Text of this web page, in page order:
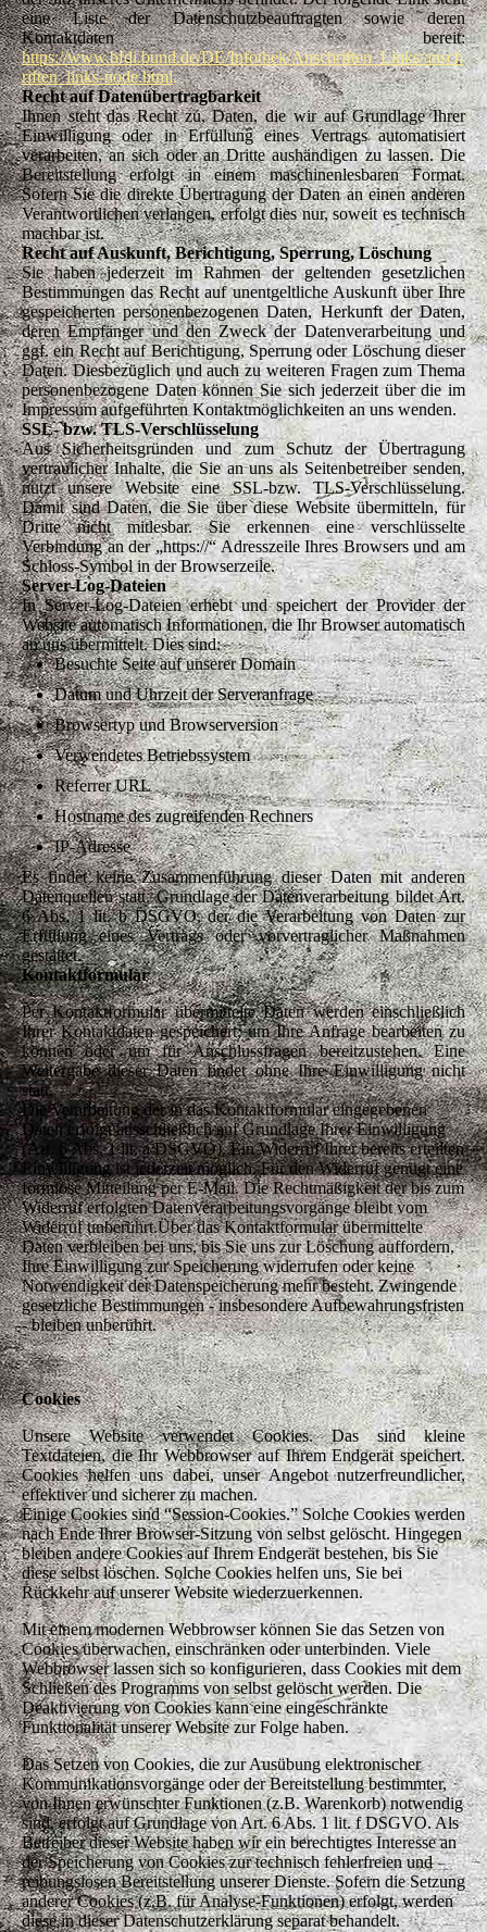
eine Liste der Datenschutzbeauftragten sowie deren
Kontaktdaten bereit:
https://www.bfdi.bund.de/DE/Infothek/Anschriften_Links/ansch
riften_links-node.html.
Recht auf Datenübertragbarkeit
Ihnen steht das Recht zu, Daten, die wir auf Grundlage Ihrer
Einwilligung oder in Erfüllung eines Vertrags automatisiert
verarbeiten, an sich oder an Dritte aushändigen zu lassen. Die
Bereitstellung erfolgt in einem maschinenlesbaren Format.
Sofern Sie die direkte Übertragung der Daten an einen anderen
Verantwortlichen verlangen, erfolgt dies nur, soweit es technisch
machbar ist.
Recht auf Auskunft, Berichtigung, Sperrung, Löschung
Sie haben jederzeit im Rahmen der geltenden gesetzlichen
Bestimmungen das Recht auf unentgeltliche Auskunft über Ihre
gespeicherten personenbezogenen Daten, Herkunft der Daten,
deren Empfänger und den Zweck der Datenverarbeitung und
ggf. ein Recht auf Berichtigung, Sperrung oder Löschung dieser
Daten. Diesbezüglich und auch zu weiteren Fragen zum Thema
personenbezogene Daten können Sie sich jederzeit über die im
Impressum aufgeführten Kontaktmöglichkeiten an uns wenden.
SSL- bzw. TLS-Verschlüsselung
Aus Sicherheitsgründen und zum Schutz der Übertragung
vertraulicher Inhalte, die Sie an uns als Seitenbetreiber senden,
nutzt unsere Website eine SSL-bzw. TLS-Verschlüsselung.
Damit sind Daten, die Sie über diese Website übermitteln, für
Dritte nicht mitlesbar. Sie erkennen eine verschlüsselte
Verbindung an der „https://“ Adresszeile Ihres Browsers und am
Schloss-Symbol in der Browserzeile.
Server-Log-Dateien
In Server-Log-Dateien erhebt und speichert der Provider der
Website automatisch Informationen, die Ihr Browser automatisch
an uns übermittelt. Dies sind:
Besuchte Seite auf unserer Domain
Datum und Uhrzeit der Serveranfrage
Browsertyp und Browserversion
Verwendetes Betriebssystem
Referrer URL
Hostname des zugreifenden Rechners
IP-Adresse
Es findet keine Zusammenführung dieser Daten mit anderen
Datenquellen statt. Grundlage der Datenverarbeitung bildet Art.
6 Abs. 1 lit. b DSGVO, der die Verarbeitung von Daten zur
Erfüllung eines Vertrags oder vorvertraglicher Maßnahmen
gestattet.
Kontaktformular
Per Kontaktformular übermittelte Daten werden einschließlich
Ihrer Kontaktdaten gespeichert, um Ihre Anfrage bearbeiten zu
können oder um für Anschlussfragen bereitzustehen. Eine
Weitergabe dieser Daten findet ohne Ihre Einwilligung nicht
statt.
Die Verarbeitung der in das Kontaktformular eingegebenen
Daten erfolgt ausschließlich auf Grundlage Ihrer Einwilligung
(Art. 6 Abs. 1 lit. a DSGVO). Ein Widerruf Ihrer bereits erteilten
Einwilligung ist jederzeit möglich. Für den Widerruf genügt eine
formlose Mitteilung per E-Mail. Die Rechtmäßigkeit der bis zum
Widerruf erfolgten Datenverarbeitungsvorgänge bleibt vom
Widerruf unberührt.Über das Kontaktformular übermittelte
Daten verbleiben bei uns, bis Sie uns zur Löschung auffordern,
Ihre Einwilligung zur Speicherung widerrufen oder keine
Notwendigkeit der Datenspeicherung mehr besteht. Zwingende
gesetzliche Bestimmungen - insbesondere Aufbewahrungsfristen
- bleiben unberührt.
Cookies
Unsere Website verwendet Cookies. Das sind kleine
Textdateien, die Ihr Webbrowser auf Ihrem Endgerät speichert.
Cookies helfen uns dabei, unser Angebot nutzerfreundlicher,
effektiver und sicherer zu machen.
Einige Cookies sind “Session-Cookies.”Solche Cookies werden
nach Ende Ihrer Browser-Sitzung von selbst gelöscht. Hingegen
bleiben andere Cookies auf Ihrem Endgerät bestehen, bis Sie
diese selbst löschen. Solche Cookies helfen uns, Sie bei
Rückkehr auf unserer Website wiederzuerkennen.
Mit einem modernen Webbrowser können Sie das Setzen von
Cookies überwachen, einschränken oder unterbinden. Viele
Webbrowser lassen sich so konfigurieren, dass Cookies mit dem
Schließen des Programms von selbst gelöscht werden. Die
Deaktivierung von Cookies kann eine eingeschränkte
Funktionalität unserer Website zur Folge haben.
Das Setzen von Cookies, die zur Ausübung elektronischer
Kommunikationsvorgänge oder der Bereitstellung bestimmter,
von Ihnen erwünschter Funktionen (z.B. Warenkorb) notwendig
sind, erfolgt auf Grundlage von Art. 6 Abs. 1 lit. f DSGVO. Als
Betreiber dieser Website haben wir ein berechtigtes Interesse an
der Speicherung von Cookies zur technisch fehlerfreien und
reibungslosen Bereitstellung unserer Dienste. Sofern die Setzung
anderer Cookies (z.B. für Analyse-Funktionen) erfolgt, werden
diese in dieser Datenschutzerklärung separat behandelt.